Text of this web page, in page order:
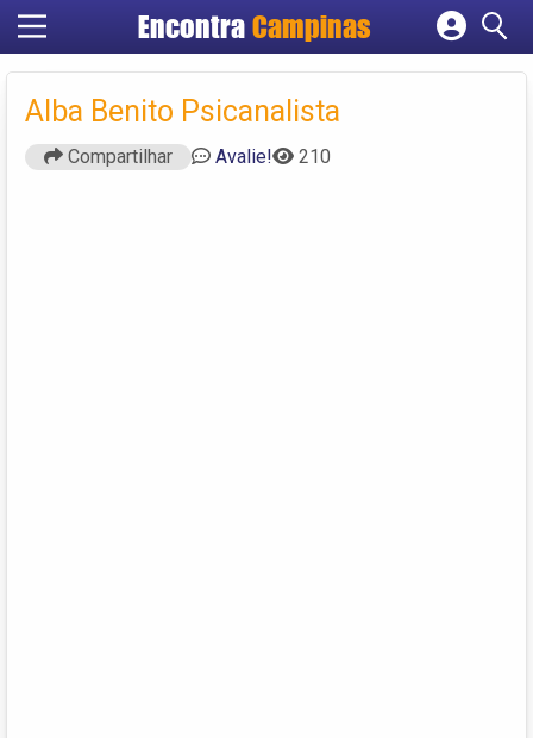
Encontra Campinas
Cadastrar empresa
Criar conta
Alba Benito Psicanalista
Compartilhar Avalie! 210